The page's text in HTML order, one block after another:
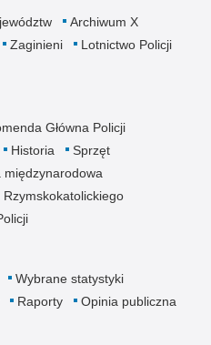
Archiwum X
Zaginieni
Lotnictwo Policji
Główna Policji
Historia
Sprzęt
międzynarodowa
Rzymskokatolickiego
Wybrane statystyki
Raporty Opinia publiczna